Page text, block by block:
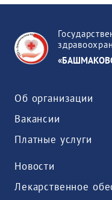
Об организации
Вакансии
Платные услуги
Новости
Лекарственное